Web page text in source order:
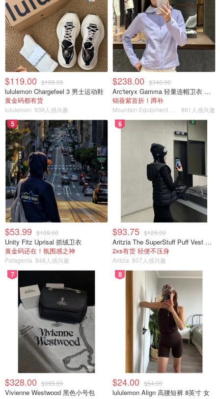
$119.00 $198.00
lululemon Chargefeel 3 男士运动鞋
黄金码都有货
lululemon 939人感兴趣
$238.00 $340.00
Arc'teryx Gamma 轻量连帽卫衣 女款
锦葵紫首折！蹲补
861人感兴趣
5
$53.99 $109.00
Unity Fitz Uprisal 抓绒卫衣
黄金码还在！氛围感之神
Patagonia 848人感兴趣
6
$93.75 $125.00
Aritzia The SuperStuff Puff Vest 轻盈亮面马甲
2xs有货 轻便不压身
Aritzia 807人感兴趣
7
$328.00 $395.00
Vivienne Westwood 黑色小号包
8
$24.00 $64.00
lululemon Align 高腰短裤 8英寸 女